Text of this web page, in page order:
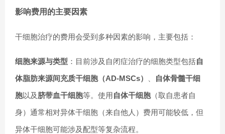
影响费用的主要因素
干细胞治疗的费用会受到多种因素的影响，主要包括：
细胞来源与类型 ：目前涉及自闭症治疗的细胞类型包括自
体脂肪来源间充质干细胞（AD-MSCs）
自体骨髓干细
胞以及 脐带血干细胞等。使用 自体干细胞（取自患者自
身）通常相对异体干细胞（来自他人）费用可能较低，但
异体干细胞可能涉及配型等复杂流程。